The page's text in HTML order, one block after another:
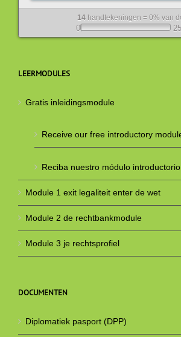
14 handtekeningen = 0% van
0
LEERMODULES
Gratis inleidingsmodule
Receive our free introductory
Reciba nuestro módulo
Module 1 exit legaliteit enter de wet
Module 2 de rechtbankmodule
Module 3 je rechtsprofiel
DOCUMENTEN
Diplomatiek pasport (DPP)